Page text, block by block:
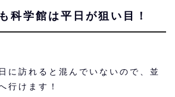
科学館は平日が狙い目！
に訪れると混んでいないので、並
行けます！